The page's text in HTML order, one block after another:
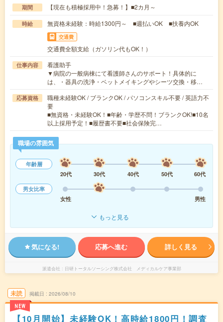
期間 【現在も積極採用中！急募！】■2カ月～
時給 無資格未経験：時給1300円～ ■週払いOK ■扶養内OK
交通費
交通費全額支給（ガソリン代もOK！）
仕事内容
看護助手
▼病院の一般病棟にて看護師さんのサポート！具体的に
は、・器具の洗浄・ベットメイキングやシーツ交換・移…
応募資格
職種未経験OK / ブランクOK / パソコンスキル不要 / 英語力不
要
■無資格・未経験OK！■年齢・学歴不問！ブランクOK!■10名
以上採用予定！■履歴書不要■社会保険完…
職場の雰囲気
年齢層
20代
30代 40代 50代
60代
男女比率
女性
男性
もっと見る
気になる! 応募へ進む 詳しく見る
派遣会社 日研トータルソーシング株式会社 メディカルケア事業部
未読
NEW
掲載日 2026/08/10
【10月開始】未経験OK！高時給1800円！調査